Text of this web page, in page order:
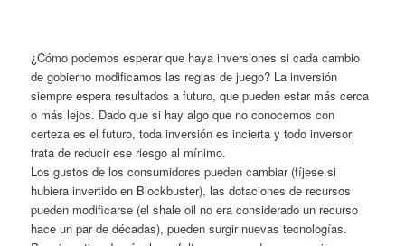
¿Cómo podemos esperar que haya inversiones si cada cambio
de gobierno modificamos las reglas de juego? La inversión
siempre espera resultados a futuro, que pueden estar más cerca
o más lejos. Dado que si hay algo que no conocemos con
certeza es el futuro, toda inversión es incierta y todo inversor
trata de reducir ese riesgo al mínimo.
Los gustos de los consumidores pueden cambiar (fíjese si
hubiera invertido en Blockbuster), las dotaciones de recursos
pueden modificarse (el shale oil no era considerado un recurso
hace un par de décadas), pueden surgir nuevas tecnologías.